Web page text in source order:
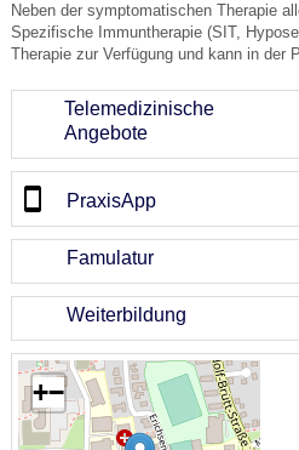
Neben der symptomatischen Therapie
Spezifische Immuntherapie (SIT,
Therapie zur Verfügung und kann in der
Telemedizinische
Angebote
PraxisApp
Famulatur
Weiterbildung
+−